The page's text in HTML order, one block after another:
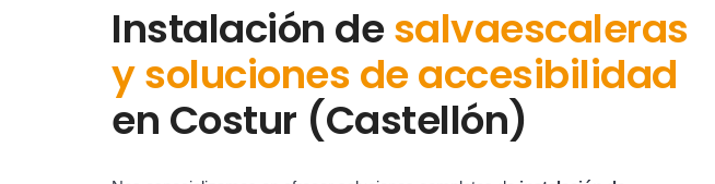
Instalación desalvaescaleras
y soluciones de accesibilidad
en Costur (Castellón)